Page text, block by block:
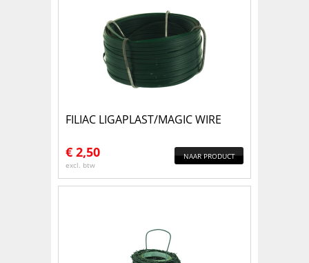
FILIAC LIGAPLAST/MAGIC WIRE
€ 2,50
excl. btw
NAAR PRODUCT